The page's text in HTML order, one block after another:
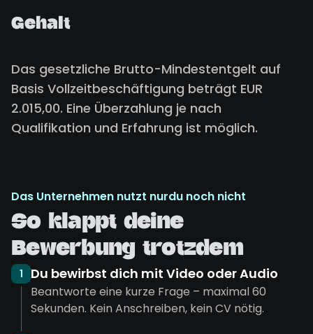
Gehalt
Das gesetzliche Brutto-Mindestentgelt auf
Basis Vollzeitbeschäftigung beträgt EUR
2.015,00. Eine Überzahlung je nach
Qualifikation und Erfahrung ist möglich.
Das Unternehmen nutzt nurdu noch nicht
So klappt deine
Bewerbung trotzdem
1 Du bewirbst dich mit Video oder Audio
Beantworte eine kurze Frage – maximal 60
Sekunden. Kein Anschreiben, kein CV nötig.